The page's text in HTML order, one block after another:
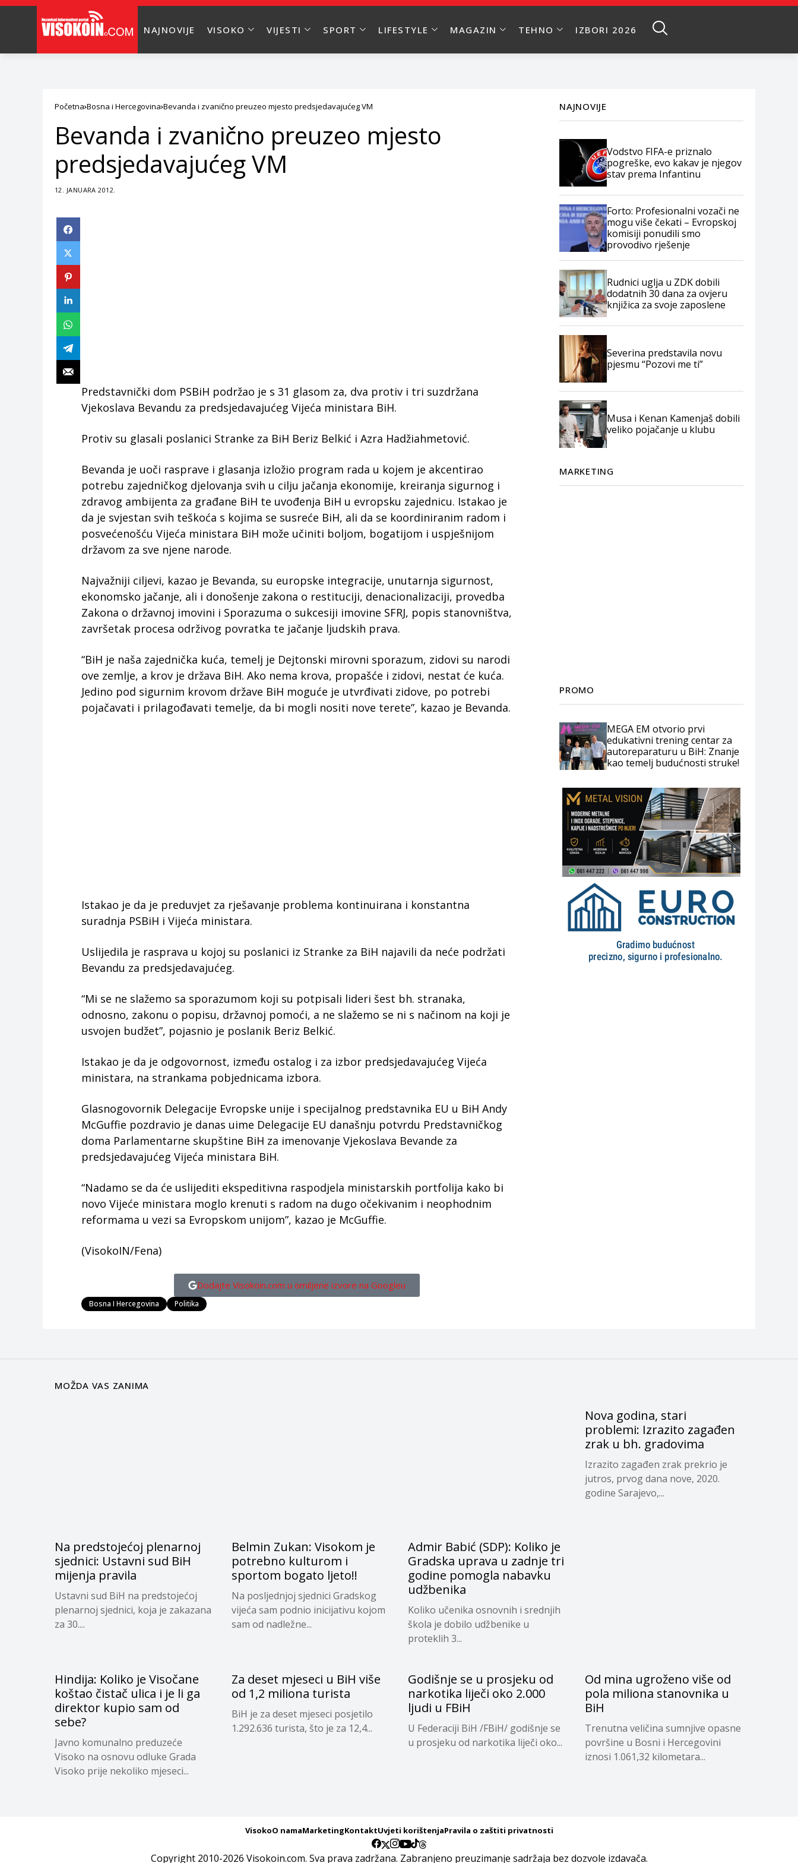
NAJNOVIJE VISOKO VIJESTI SPORT LIFESTYLE MAGAZIN TEHNO IZBORI 2026
Početna Bosna i Hercegovina Bevanda i zvanično preuzeo mjesto predsjedavajućeg VM
Bevanda i zvanično preuzeo mjesto
predsjedavajućeg VM
12. JANUARA 2012.
Predstavnički dom PSBiH podržao je s 31 glasom za, dva protiv i tri suzdržana
Vjekoslava Bevandu za predsjedavajućeg Vijeća ministara BiH.
Protiv su glasali poslanici Stranke za BiH Beriz Belkić i Azra Hadžiahmetović.
Bevanda je uoči rasprave i glasanja izložio program rada u kojem je akcentirao
potrebu zajedničkog djelovanja svih u cilju jačanja ekonomije, kreiranja sigurnog i
zdravog ambijenta za građane BiH te uvođenja BiH u evropsku zajednicu. Istakao je
da je svjestan svih teškoća s kojima se susreće BiH, ali da se koordiniranim radom i
posvećenošću Vijeća ministara BiH može učiniti boljom, bogatijom i uspješnijom
državom za sve njene narode.
Najvažniji ciljevi, kazao je Bevanda, su europske integracije, unutarnja sigurnost,
ekonomsko jačanje, ali i donošenje zakona o restituciji, denacionalizaciji, provedba
Zakona o državnoj imovini i Sporazuma o sukcesiji imovine SFRJ, popis stanovništva,
završetak procesa održivog povratka te jačanje ljudskih prava.
“BiH je naša zajednička kuća, temelj je Dejtonski mirovni sporazum, zidovi su narodi
ove zemlje, a krov je država BiH. Ako nema krova, propašće i zidovi, nestat će kuća.
Jedino pod sigurnim krovom države BiH moguće je utvrđivati zidove, po potrebi
pojačavati i prilagođavati temelje, da bi mogli nositi nove terete”, kazao je Bevanda.
Istakao je da je preduvjet za rješavanje problema kontinuirana i konstantna
suradnja PSBiH i Vijeća ministara.
Uslijedila je rasprava u kojoj su poslanici iz Stranke za BiH najavili da neće podržati
Bevandu za predsjedavajućeg.
“Mi se ne slažemo sa sporazumom koji su potpisali lideri šest bh. stranaka,
odnosno, zakonu o popisu, državnoj pomoći, a ne slažemo se ni s načinom na koji je
usvojen budžet”, pojasnio je poslanik Beriz Belkić.
Istakao je da je odgovornost, između ostalog i za izbor predsjedavajućeg Vijeća
ministara, na strankama pobjednicama izbora.
Glasnogovornik Delegacije Evropske unije i specijalnog predstavnika EU u BiH Andy
McGuffie pozdravio je danas uime Delegacije EU današnju potvrdu Predstavničkog
doma Parlamentarne skupštine BiH za imenovanje Vjekoslava Bevande za
predsjedavajućeg Vijeća ministara BiH.
“Nadamo se da će uslijediti ekspeditivna raspodjela ministarskih portfolija kako bi
novo Vijeće ministara moglo krenuti s radom na dugo očekivanim i neophodnim
reformama u vezi sa Evropskom unijom”, kazao je McGuffie.
(VisokoIN/Fena)
Dodajte Visokoin.com u omiljene izvore na Googleu
Bosna I Hercegovina Politika
NAJNOVIJE
Vodstvo FIFA-e priznalo
pogreške, evo kakav je njegov
stav prema Infantinu
Forto: Profesionalni vozači ne
mogu više čekati – Evropskoj
komisiji ponudili smo
provodivo rješenje
Rudnici uglja u ZDK dobili
dodatnih 30 dana za ovjeru
knjižica za svoje zaposlene
Severina predstavila novu
pjesmu “Pozovi me ti”
Musa i Kenan Kamenjaš dobili
veliko pojačanje u klubu
MARKETING
PROMO
MEGA EM otvorio prvi
edukativni trening centar za
autoreparaturu u BiH: Znanje
kao temelj budućnosti struke!
MOŽDA VAS ZANIMA
Na predstojećoj plenarnoj
sjednici: Ustavni sud BiH
mijenja pravila
Ustavni sud BiH na predstojećoj
plenarnoj sjednici, koja je zakazana
za 30....
Belmin Zukan: Visokom je
potrebno kulturom i
sportom bogato ljeto!!
Na posljednjoj sjednici Gradskog
vijeća sam podnio inicijativu kojom
sam od nadležne...
Admir Babić (SDP): Koliko je
Gradska uprava u zadnje tri
godine pomogla nabavku
udžbenika
Koliko učenika osnovnih i srednjih
škola je dobilo udžbenike u
proteklih 3...
Nova godina, stari
problemi: Izrazito zagađen
zrak u bh. gradovima
Izrazito zagađen zrak prekrio je
jutros, prvog dana nove, 2020.
godine Sarajevo,...
Hindija: Koliko je Visočane
koštao čistač ulica i je li ga
direktor kupio sam od
sebe?
Javno komunalno preduzeće
Visoko na osnovu odluke Grada
Visoko prije nekoliko mjeseci...
Za deset mjeseci u BiH više
od 1,2 miliona turista
BiH je za deset mjeseci posjetilo
1.292.636 turista, što je za 12,4...
Godišnje se u prosjeku od
narkotika liječi oko 2.000
ljudi u FBiH
U Federaciji BiH /FBiH/ godišnje se
u prosjeku od narkotika liječi oko...
Od mina ugroženo više od
pola miliona stanovnika u
BiH
Trenutna veličina sumnjive opasne
površine u Bosni i Hercegovini
iznosi 1.061,32 kilometara...
VisokoO namaMarketingKontaktUvjeti korištenjaPravila o zaštiti privatnosti
Copyright 2010-2026 Visokoin.com. Sva prava zadržana. Zabranjeno preuzimanje sadržaja bez dozvole izdavača.